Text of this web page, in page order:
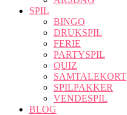
SPIL
BINGO
DRUKSPIL
FERIE
PARTYSPIL
QUIZ
SAMTALEKORT
SPILPAKKER
VENDESPIL
BLOG